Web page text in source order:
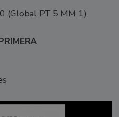
(Global PT 5 MM 1)